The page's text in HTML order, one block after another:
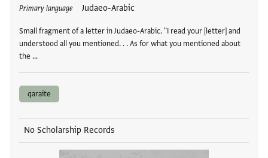
Primary language Judaeo-Arabic
Small fragment of a letter in Judaeo-Arabic. "I read your [letter] and
understood all you mentioned. . . As for what you mentioned about
the …
Tags
qaraite
No Scholarship Records